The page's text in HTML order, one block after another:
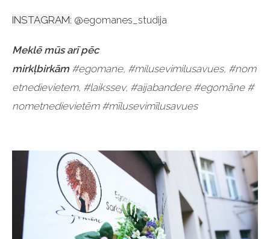
INSTAGRAM: @egomanes_studija
Meklē mūs arī pēc
mirkļbirkām #egomane, #milusevimilusavues, #nom
etnedievietem, #laikssev, #aijabandere #egomāne #
nometnedievietēm #mīlusevimīlusavues